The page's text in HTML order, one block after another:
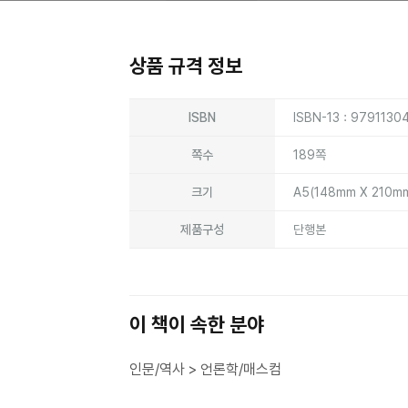
상품 규격 정보
ISBN ISBN-13 :
쪽수 189쪽
크기 A5(148mm X
제품구성 단행본
이 책이 속한 분야
인문/역사 > 언론학/매스컴